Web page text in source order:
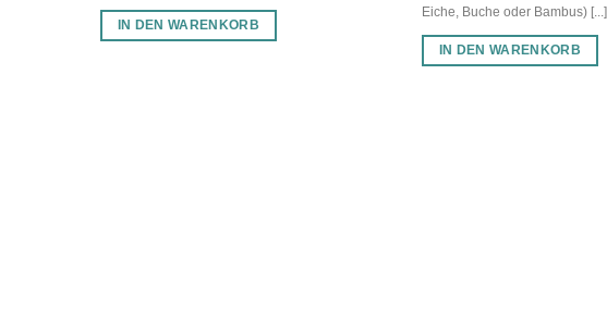
IN DEN WARENKORB
Eiche, Buche oder Bambus) [...]
IN DEN WARENKORB